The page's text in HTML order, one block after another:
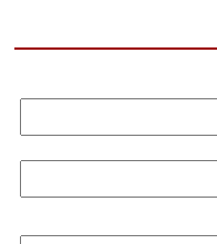
مدوَّنات
أبراج
سيارات